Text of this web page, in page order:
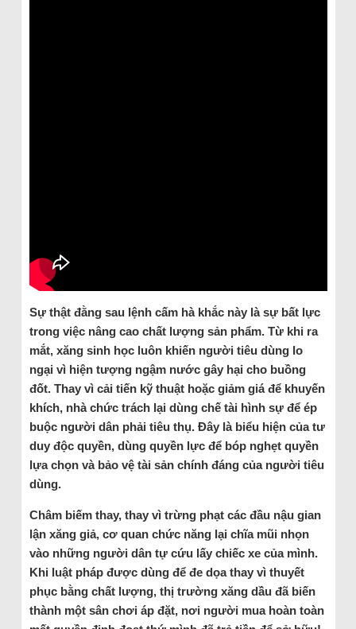
Sự thật đằng sau lệnh cấm hà khắc này là sự bất lực
trong việc nâng cao chất lượng sản phẩm. Từ khi ra
mắt, xăng sinh học luôn khiến người tiêu dùng lo
ngại vì hiện tượng ngậm nước gây hại cho buồng
đốt. Thay vì cải tiến kỹ thuật hoặc giảm giá để khuyến
khích, nhà chức trách lại dùng chế tài hình sự để ép
buộc người dân phải tiêu thụ. Đây là biểu hiện của tư
duy độc quyền, dùng quyền lực để bóp nghẹt quyền
lựa chọn và bảo vệ tài sản chính đáng của người tiêu
dùng.
Châm biếm thay, thay vì trừng phạt các đầu nậu gian
lận xăng giả, cơ quan chức năng lại chĩa mũi nhọn
vào những người dân tự cứu lấy chiếc xe của mình.
Khi luật pháp được dùng để đe dọa thay vì thuyết
phục bằng chất lượng, thị trường xăng dầu đã biến
thành một sân chơi áp đặt, nơi người mua hoàn toàn